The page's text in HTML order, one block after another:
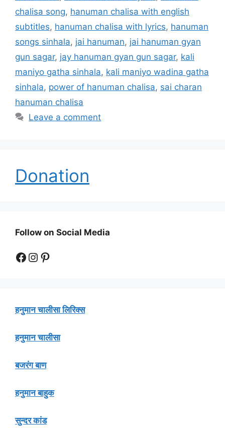
chalisa song, hanuman chalisa with english
subtitles, hanuman chalisa with lyrics, hanuman
songs sinhala, jai hanuman, jai hanuman gyan
gun sagar, jay hanuman gyan gun sagar, kali
maniyo gatha sinhala, kali maniyo wadina gatha
sinhala, power of hanuman chalisa, sai charan
hanuman chalisa
Leave a comment
Donation
Follow on Social Media
Facebook
Instagram
Pinterest
हनुमान चालीसा लिरिक्स
हनुमान चालीसा
बजरंग बाण
हनुमान बाहुक
सुन्दर कांड